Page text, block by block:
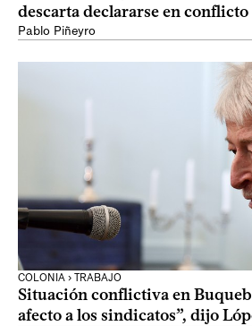
descarta declararse en conflicto
Pablo Piñeyro
COLONIA › TRABAJO
Situación conflictiva en
afecto a los sindicatos”, dijo